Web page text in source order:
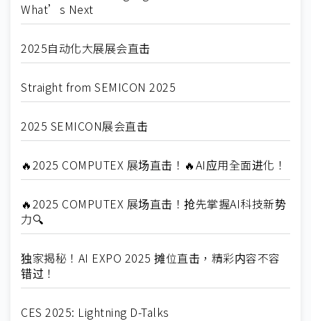
What’s Next
2025自动化大展展会直击
Straight from SEMICON 2025
2025 SEMICON展会直击
🔥2025 COMPUTEX 展场直击！🔥AI应用全面进化！
🔥2025 COMPUTEX 展场直击！抢先掌握AI科技新势
力🔍
独家揭秘！AI EXPO 2025 摊位直击，精彩内容不容
错过！
CES 2025: Lightning D-Talks